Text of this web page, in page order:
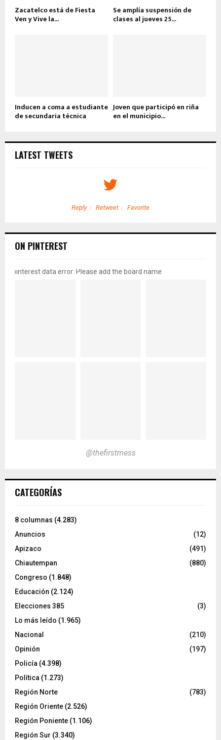
Zacatelco está de Fiesta
Ven y Vive la...
Se amplía suspensión de
clases al jueves 25...
Inducen a coma a estudiante
de secundaria técnica
Joven que participó en riña
en el municipio...
LATEST TWEETS
Reply Retweet Favorite
ON PINTEREST
pinterest data error: Please add the board name
@thefirstmess
CATEGORÍAS
8 columnas (4.283)
Anuncios
(12)
Apizaco
(491)
Chiautempan
(880)
Congreso (1.848)
Educación (2.124)
Elecciones 385
(3)
Lo más leído (1.965)
Nacional
(210)
Opinión
(197)
Policía (4.398)
Política (1.273)
Región Norte
(783)
Región Oriente (2.526)
Región Poniente (1.106)
Región Sur (3.340)